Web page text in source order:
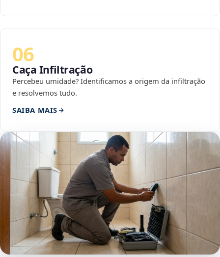
06
Caça Infiltração
Percebeu umidade? Identificamos a origem da infiltração
e resolvemos tudo.
SAIBA MAIS